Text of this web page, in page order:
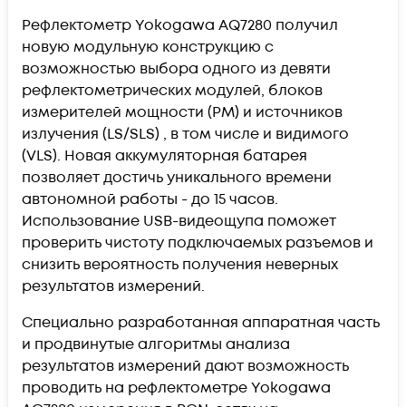
Рефлектометр Yokogawa AQ7280 получил
новую модульную конструкцию с
возможностью выбора одного из девяти
рефлектометрических модулей, блоков
измерителей мощности (PM) и источников
излучения (LS/SLS) , в том числе и видимого
(VLS). Новая аккумуляторная батарея
позволяет достичь уникального времени
автономной работы - до 15 часов.
Использование USB-видеощупа поможет
проверить чистоту подключаемых разъемов и
снизить вероятность получения неверных
результатов измерений.
Специально разработанная аппаратная часть
и продвинутые алгоритмы анализа
результатов измерений дают возможность
проводить на рефлектометре Yokogawa